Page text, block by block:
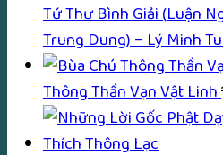
Tứ Thư Bình Giải (Luận
Trung Dung) – Lý Minh
Thông Thần Vạn Vật Linh